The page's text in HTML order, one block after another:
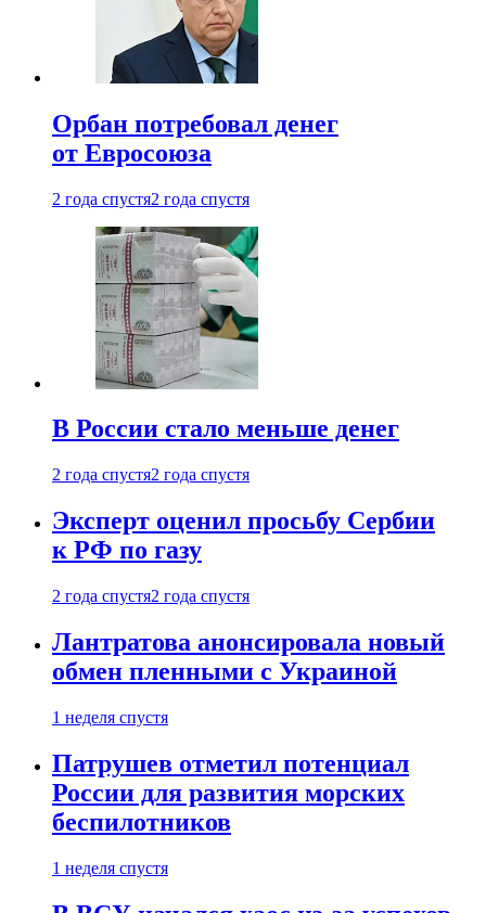
Орбан потребовал денег
от Евросоюза
2 года спустя2 года спустя
В России стало меньше денег
2 года спустя2 года спустя
Эксперт оценил просьбу Сербии
к РФ по газу
2 года спустя2 года спустя
Лантратова анонсировала новый
обмен пленными с Украиной
1 неделя спустя
Патрушев отметил потенциал
России для развития морских
беспилотников
1 неделя спустя